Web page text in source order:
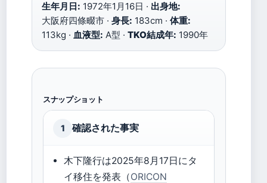
生年月日: 1972年1月16日 · 出身地:
大阪府四條畷市 · 身長: 183cm · 体重:
113kg · 血液型: A型 · TKO結成年: 1990年
スナップショット
1 確認された事実
木下隆行は2025年8月17日にタ
イ移住を発表（ORICON